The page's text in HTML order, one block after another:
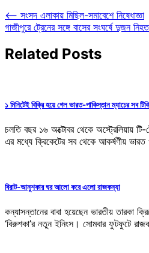
Post
navigation
⟵ সংসদ এলাকায় মিছিল-সমাবেশে নিষেধাজ্ঞা
গাজীপুরে ট্রেনের সঙ্গে বাসের সংঘর্ষে দুজন নিহত
Related Posts
১ মিনিটেই বিক্রি হয়ে গেল ভারত-পাকিস্তান ম্যাচের সব
চলতি বছর ১৬ অক্টোবর থেকে অস্ট্রেলিয়ায় টি-
এর মধ্যে ক্রিকেটের সব থেকে আকর্ষণীয়
বিরাট-আনুশকার ঘর আলো করে এলো রাজকন্যা
কন্যাসন্তানের বাবা হয়েছেন ভারতীয় তারকা
‘বিরুশকা’র নতুন ইনিংস। সোমবার ফুটফুটে